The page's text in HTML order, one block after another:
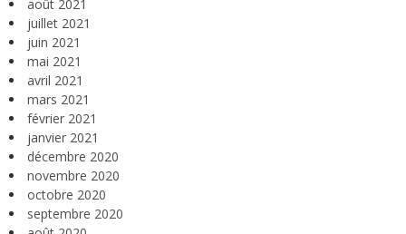
août 2021
juillet 2021
juin 2021
mai 2021
avril 2021
mars 2021
février 2021
janvier 2021
décembre 2020
novembre 2020
octobre 2020
septembre 2020